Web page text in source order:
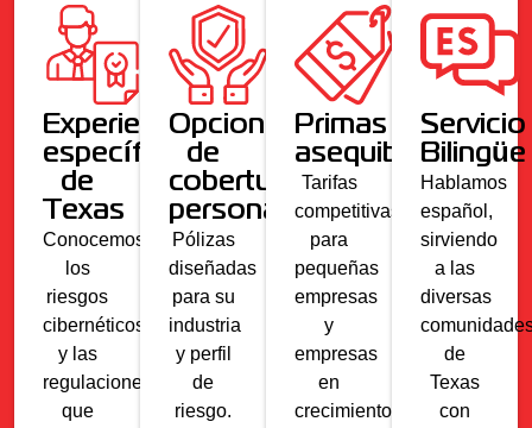
Experiencia
específica
de
Texas
Conocemos
los
riesgos
cibernéticos
y las
regulaciones
que
Opciones
de
cobertura
personalizadas
Pólizas
diseñadas
para su
industria
y perfil
de
riesgo.
Primas
asequibles
Tarifas
competitivas
para
pequeñas
empresas
y
empresas
en
crecimiento.
Servicio
Bilingüe
Hablamos
español,
sirviendo
a las
diversas
de
Texas
con